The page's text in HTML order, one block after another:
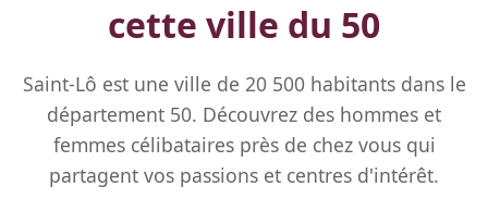
cette ville du 50
Saint-Lô est une ville de 20 500 habitants dans le
département 50. Découvrez des hommes et
femmes célibataires près de chez vous qui
partagent vos passions et centres d'intérêt.